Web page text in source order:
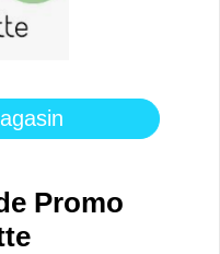
Promo